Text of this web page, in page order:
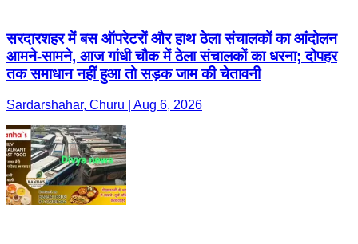
सरदारशहर में बस ऑपरेटरों और हाथ ठेला संचालकों का आंदोलन
आमने-सामने, आज गांधी चौक में ठेला संचालकों का धरना; दोपहर
तक समाधान नहीं हुआ तो सड़क जाम की चेतावनी
Sardarshahar, Churu | Aug 6, 2026